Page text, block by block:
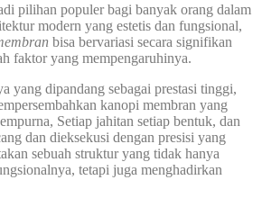
pilihan populer bagi banyak orang dalam
modern yang estetis dan fungsional,
bisa bervariasi secara signifikan
faktor yang mempengaruhinya.
yang dipandang sebagai prestasi tinggi,
kanopi membran yang
Setiap jahitan setiap bentuk, dan
dan dieksekusi dengan presisi yang
sebuah struktur yang tidak hanya
tetapi juga menghadirkan